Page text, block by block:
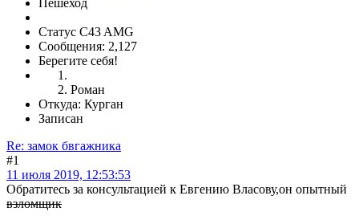
Статус C43 AMG
Сообщения: 2,127
Берегите себя!
Роман
Откуда: Курган
Записан
Re: замок бвгажника
#1
11 июля 2019, 12:53:53
Обратитесь за консультацией к Евгению Власову,он опытный
взломщик